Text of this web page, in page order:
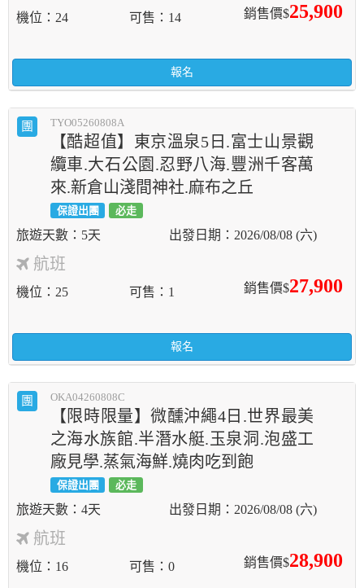
銷售價$25,900
機位 24 可售 14
報名
團 TYO05260808A
【酷超值】東京溫泉5日.富士山景觀
纜車.大石公園.忍野八海.豐洲千客萬
來.新倉山淺間神社.麻布之丘
保證出團 必走
5天 2026/08/08 (六)
航班
銷售價$27,900
機位 25 可售 1
報名
團 OKA04260808C
【限時限量】微醺沖繩4日.世界最美
之海水族館.半潛水艇.玉泉洞.泡盛工
廠見學.蒸氣海鮮.燒肉吃到飽
保證出團 必走
4天 2026/08/08 (六)
航班
銷售價$28,900
機位 16 可售 0